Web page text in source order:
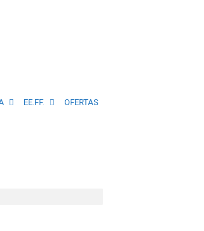
EE.FF. OFERTAS